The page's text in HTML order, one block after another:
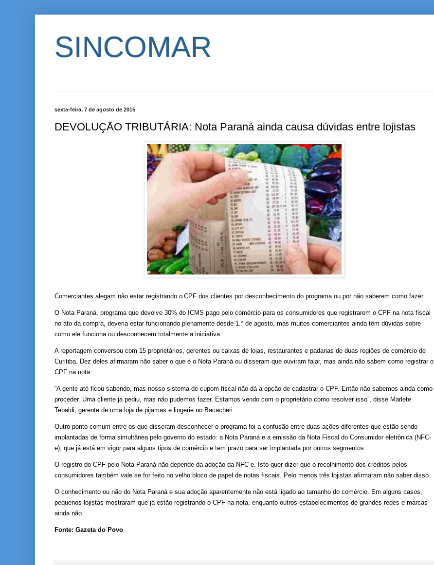
SINCOMAR
sexta-feira, 7 de agosto de 2015
DEVOLUÇÃO TRIBUTÁRIA: Nota Paraná ainda causa dúvidas entre lojistas
Comerciantes alegam não estar registrando o CPF dos clientes por desconhecimento do programa ou por não saberem como fazer
O Nota Paraná, programa que devolve 30% do ICMS pago pelo comércio para os consumidores que registrarem o CPF na nota fiscal
no ato da compra, deveria estar funcionando plenamente desde 1.º de agosto, mas muitos comerciantes ainda têm dúvidas sobre
como ele funciona ou desconhecem totalmente a iniciativa.
A reportagem conversou com 15 proprietários, gerentes ou caixas de lojas, restaurantes e padarias de duas regiões de comércio de
Curitiba. Dez deles afirmaram não saber o que é o Nota Paraná ou disseram que ouviram falar, mas ainda não sabem como registrar o
CPF na nota.
“A gente até ficou sabendo, mas nosso sistema de cupom fiscal não dá a opção de cadastrar o CPF. Então não sabemos ainda como
proceder. Uma cliente já pediu, mas não pudemos fazer. Estamos vendo com o proprietário como resolver isso”, disse Marlete
Tebaldi, gerente de uma loja de pijamas e lingerie no Bacacheri.
Outro ponto comum entre os que disseram desconhecer o programa foi a confusão entre duas ações diferentes que estão sendo
implantadas de forma simultânea pelo governo do estado: a Nota Paraná e a emissão da Nota Fiscal do Consumidor eletrônica (NFC-
e), que já está em vigor para alguns tipos de comércio e tem prazo para ser implantada por outros segmentos.
O registro do CPF pelo Nota Paraná não depende da adoção da NFC-e. Isto quer dizer que o recolhimento dos créditos pelos
consumidores também vale se for feito no velho bloco de papel de notas fiscais. Pelo menos três lojistas afirmaram não saber disso.
O conhecimento ou não do Nota Paraná e sua adoção aparentemente não está ligado ao tamanho do comércio. Em alguns casos,
pequenos lojistas mostraram que já estão registrando o CPF na nota, enquanto outros estabelecimentos de grandes redes e marcas
ainda não.
Fonte: Gazeta do Povo